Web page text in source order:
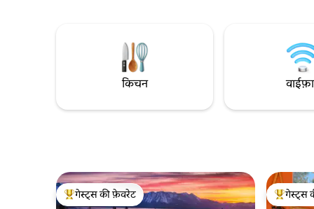
लिए, मेरे पास कोई ऐसा व्यक्ति है जो उन बर्फीले दिनों
में सीढ़ियों को फावड़ा देता है।
बेडरूम: 3
स्ट्रीट
किचन
गेस्ट्स का टॉप फ़ेवरेट
गेस्ट्स की फ़ेवरेट
गेस्ट्स का
गेस्ट्स